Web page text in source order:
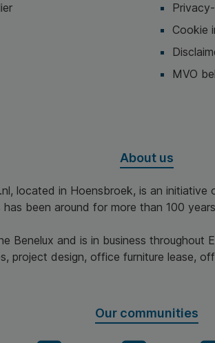
Cookie
MVO
About us
located in Hoensbroek, is an initiative
has been around for more than 100
Benelux and is in business
project design, office furniture lease,
Our communities